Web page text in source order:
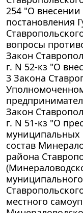
254 "О
постановления
вопросы
Закон
г. N 52-кз "О
3 Закона
Закон
г. N 51-кз "О
муниципальных
состав
района
местного